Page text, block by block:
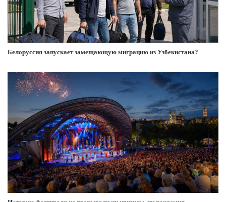
Белоруссия запускает замещающую миграцию из Узбекистана?